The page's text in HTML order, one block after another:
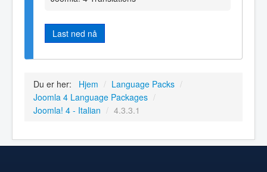
Last ned nå
Du er her: Hjem / Language Packs /
Joomla 4 Language Packages /
Joomla! 4 - Italian / 4.3.3.1